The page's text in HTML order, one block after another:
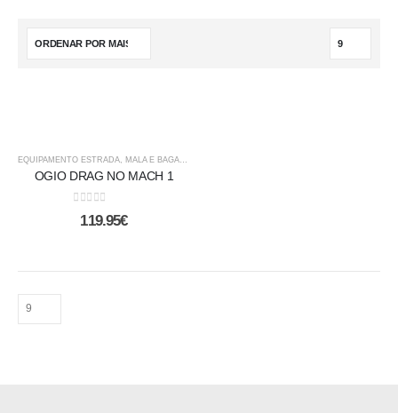
EQUIPAMENTO ESTRADA, MALA E BAGAGEM
OGIO DRAG NO MACH 1
out of 5
119.95€